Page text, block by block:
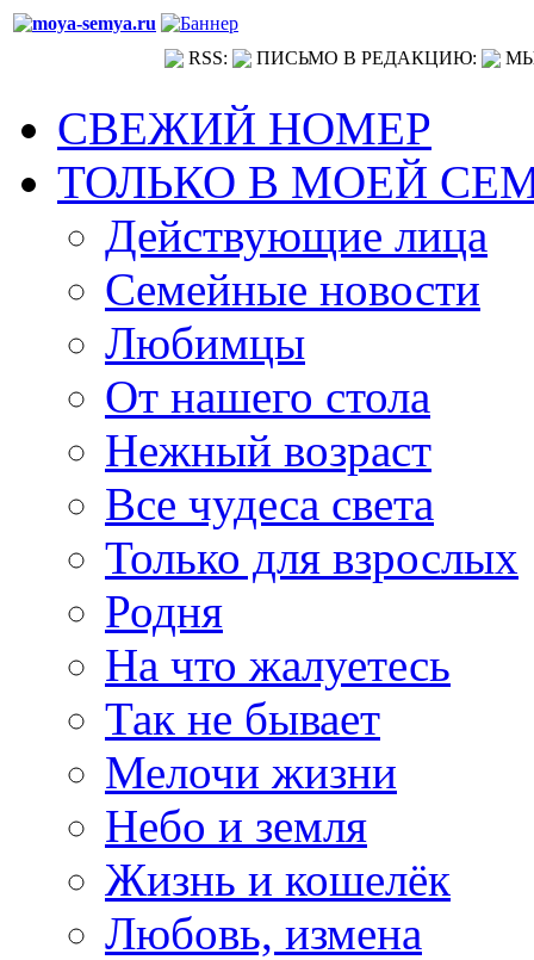
RSS: ПИСЬМО В РЕДАКЦИЮ:
СВЕЖИЙ НОМЕР
ТОЛЬКО В МОЕЙ
Действующие лица
Семейные новости
Любимцы
От нашего стола
Нежный возраст
Все чудеса света
Только для взрослых
Родня
На что жалуетесь
Так не бывает
Мелочи жизни
Небо и земля
Жизнь и кошелёк
Любовь, измена